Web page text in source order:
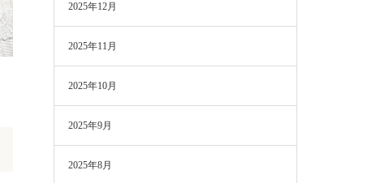
2025年12月
2025年11月
2025年10月
2025年9月
2025年8月